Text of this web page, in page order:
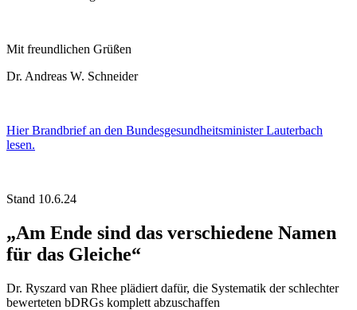
Mit freundlichen Grüßen
Dr. Andreas W. Schneider
Hier Brandbrief an den Bundesgesundheitsminister Lauterbach
lesen.
Stand 10.6.24
„Am Ende sind das verschiedene Namen
für das Gleiche“
Dr. Ryszard van Rhee plädiert dafür, die Systematik der schlechter
bewerteten bDRGs komplett abzuschaffen